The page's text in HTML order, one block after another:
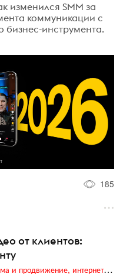
изменился SMM за
коммуникации с
бизнес-инструмента.
185
от клиентов:
Digital (web-дизайн, интернет-реклама и продвижение, интернет-сообщества и блоги, интернет-коммуникации, мобильный маркетинг, реклама на цифровых экранах)